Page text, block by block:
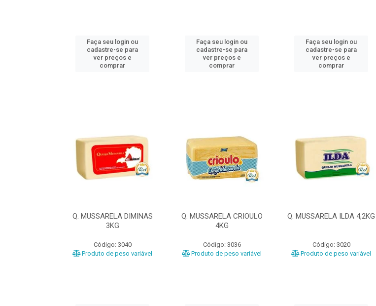
Faça seu login ou
cadastre-se para
ver preços e
comprar
Faça seu login ou
cadastre-se para
ver preços e
comprar
Faça seu login ou
cadastre-se para
ver preços e
comprar
Q. MUSSARELA DIMINAS
3KG
Código: 3040
Produto de peso variável
Q. MUSSARELA CRIOULO
4KG
Código: 3036
Produto de peso variável
Q. MUSSARELA ILDA 4,2KG
Código: 3020
Produto de peso variável